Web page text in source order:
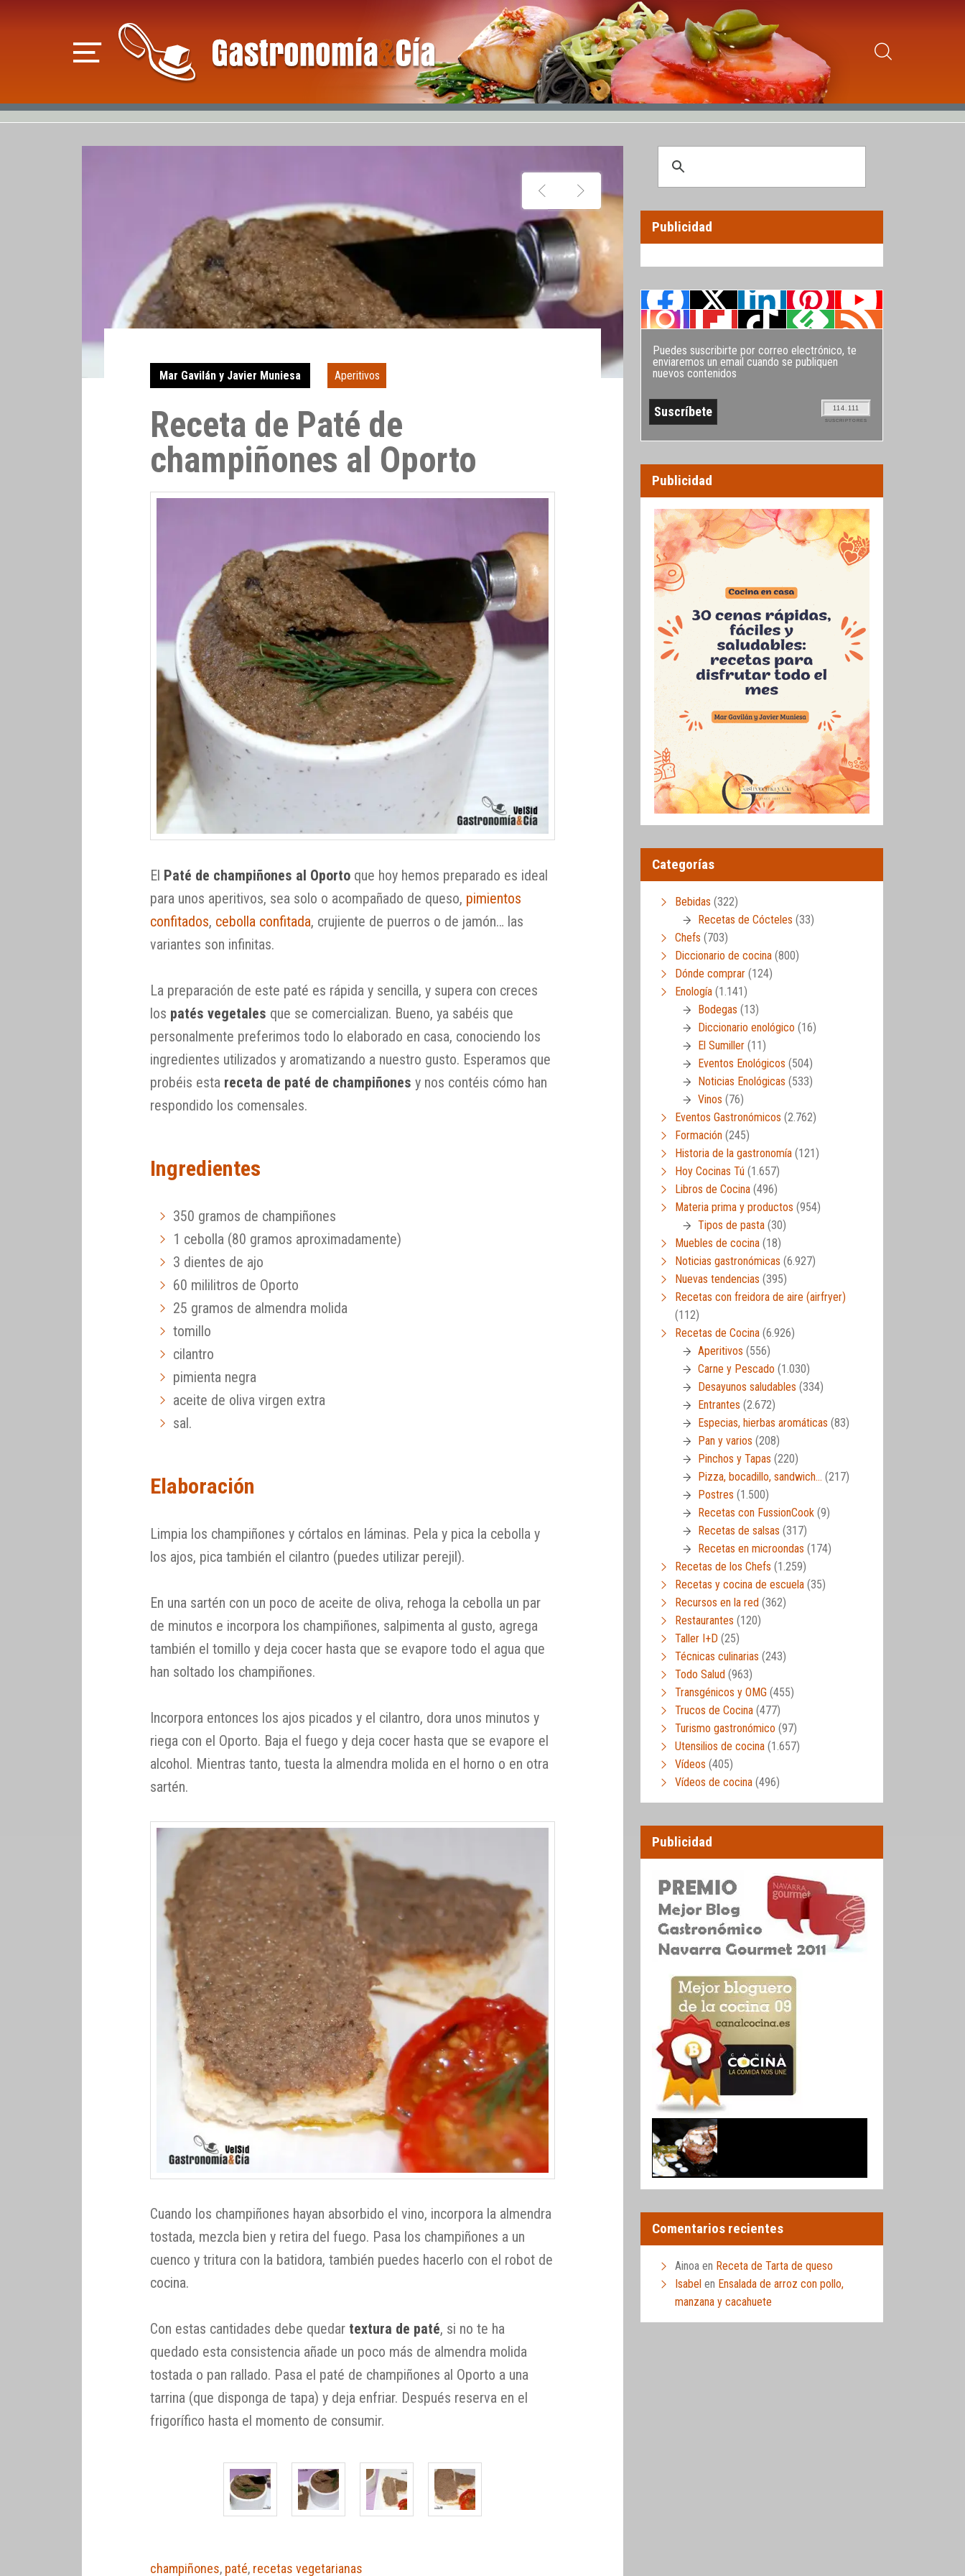
Mar Gavilán y Javier Muniesa Aperitivos
Receta de Paté de
champiñones al Oporto
El Paté de champiñones al Oporto que hoy hemos preparado es ideal
para unos aperitivos, sea solo o acompañado de queso, pimientos
confitados, cebolla confitada, crujiente de puerros o de jamón… las
variantes son infinitas.
La preparación de este paté es rápida y sencilla, y supera con creces
los patés vegetales que se comercializan. Bueno, ya sabéis que
personalmente preferimos todo lo elaborado en casa, conociendo los
ingredientes utilizados y aromatizando a nuestro gusto. Esperamos que
probéis esta receta de paté de champiñones y nos contéis cómo han
respondido los comensales.
Ingredientes
350 gramos de champiñones
1 cebolla (80 gramos aproximadamente)
3 dientes de ajo
60 mililitros de Oporto
25 gramos de almendra molida
tomillo
cilantro
pimienta negra
aceite de oliva virgen extra
sal.
Elaboración
Limpia los champiñones y córtalos en láminas. Pela y pica la cebolla y
los ajos, pica también el cilantro (puedes utilizar perejil).
En una sartén con un poco de aceite de oliva, rehoga la cebolla un par
de minutos e incorpora los champiñones, salpimenta al gusto, agrega
también el tomillo y deja cocer hasta que se evapore todo el agua que
han soltado los champiñones.
Incorpora entonces los ajos picados y el cilantro, dora unos minutos y
riega con el Oporto. Baja el fuego y deja cocer hasta que se evapore el
alcohol. Mientras tanto, tuesta la almendra molida en el horno o en otra
sartén.
Cuando los champiñones hayan absorbido el vino, incorpora la almendra
tostada, mezcla bien y retira del fuego. Pasa los champiñones a un
cuenco y tritura con la batidora, también puedes hacerlo con el robot de
cocina.
Con estas cantidades debe quedar textura de paté, si no te ha
quedado esta consistencia añade un poco más de almendra molida
tostada o pan rallado. Pasa el paté de champiñones al Oporto a una
tarrina (que disponga de tapa) y deja enfriar. Después reserva en el
frigorífico hasta el momento de consumir.
champiñones, paté, recetas vegetarianas
Publicidad
Puedes suscribirte por correo electrónico, te
enviaremos un email cuando se publiquen
nuevos contenidos
114.111
SUSCRIPTORES
Publicidad
Categorías
Bebidas (322)
Recetas de Cócteles (33)
Chefs (703)
Diccionario de cocina (800)
Dónde comprar (124)
Enología (1.141)
Bodegas (13)
Diccionario enológico (16)
El Sumiller (11)
Eventos Enológicos (504)
Noticias Enológicas (533)
Vinos (76)
Eventos Gastronómicos (2.762)
Formación (245)
Historia de la gastronomía (121)
Hoy Cocinas Tú (1.657)
Libros de Cocina (496)
Materia prima y productos (954)
Tipos de pasta (30)
Muebles de cocina (18)
Noticias gastronómicas (6.927)
Nuevas tendencias (395)
Recetas con freidora de aire (airfryer)
(112)
Recetas de Cocina (6.926)
Aperitivos (556)
Carne y Pescado (1.030)
Desayunos saludables (334)
Entrantes (2.672)
Especias, hierbas aromáticas (83)
Pan y varios (208)
Pinchos y Tapas (220)
Pizza, bocadillo, sandwich… (217)
Postres (1.500)
Recetas con FussionCook (9)
Recetas de salsas (317)
Recetas en microondas (174)
Recetas de los Chefs (1.259)
Recetas y cocina de escuela (35)
Recursos en la red (362)
Restaurantes (120)
Taller I+D (25)
Técnicas culinarias (243)
Todo Salud (963)
Transgénicos y OMG (455)
Trucos de Cocina (477)
Turismo gastronómico (97)
Utensilios de cocina (1.657)
Vídeos (405)
Vídeos de cocina (496)
Publicidad
Comentarios recientes
Ainoa en Receta de Tarta de queso
Isabel en Ensalada de arroz con pollo,
manzana y cacahuete